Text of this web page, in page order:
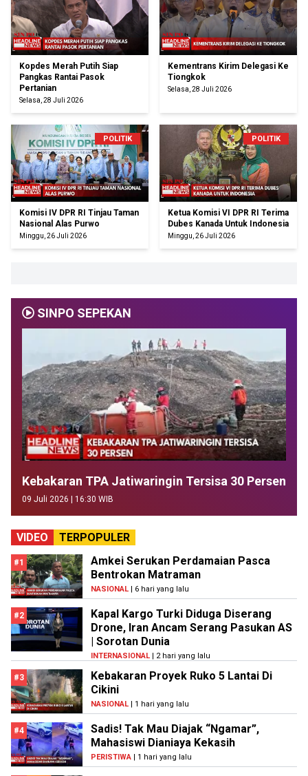
Kopdes Merah Putih Siap
Pangkas Rantai Pasok
Pertanian
Selasa, 28 Juli 2026
Kementrans Kirim Delegasi Ke
Tiongkok
Selasa, 28 Juli 2026
POLITIK
Komisi IV DPR RI Tinjau Taman
Nasional Alas Purwo
Minggu, 26 Juli 2026
POLITIK
Ketua Komisi VI DPR RI Terima
Dubes Kanada Untuk Indonesia
Minggu, 26 Juli 2026
SINPO SEPEKAN
Kebakaran TPA Jatiwaringin Tersisa 30 Persen
09 Juli 2026 | 16:30 WIB
VIDEO TERPOPULER
#1
Amkei Serukan Perdamaian Pasca
Bentrokan Matraman
NASIONAL | 6 hari yang lalu
#2
Kapal Kargo Turki Diduga Diserang
Drone, Iran Ancam Serang Pasukan AS
| Sorotan Dunia
INTERNASIONAL | 2 hari yang lalu
#3
Kebakaran Proyek Ruko 5 Lantai Di
Cikini
NASIONAL | 1 hari yang lalu
#4
Sadis! Tak Mau Diajak “Ngamar”,
Mahasiswi Dianiaya Kekasih
PERISTIWA | 1 hari yang lalu